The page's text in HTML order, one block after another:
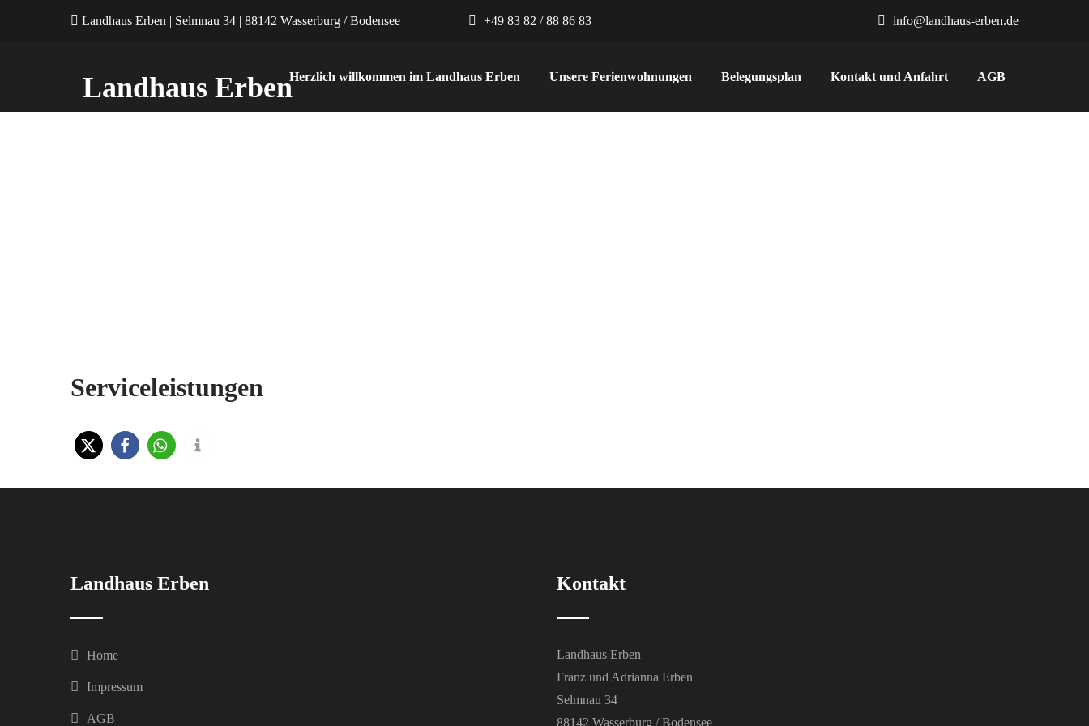
Landhaus Erben | Selmnau 34 | 88142 Wasserburg / Bodensee +49 83 82 / 88 86 83 info@landhaus-erben.de
Landhaus ErbenHerzlich willkommen im Landhaus Erben Unsere Ferienwohnungen Belegungsplan Kontakt und Anfahrt AGB
Serviceleistungen
Landhaus Erben
Home
Impressum
AGB
Kontakt
Landhaus Erben
Franz und Adrianna Erben
Selmnau 34
88142 Wasserburg / Bodensee